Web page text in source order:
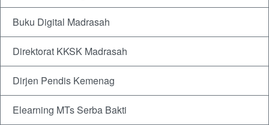
Buku Digital Madrasah
Direktorat KKSK Madrasah
Dirjen Pendis Kemenag
Elearning MTs Serba Bakti